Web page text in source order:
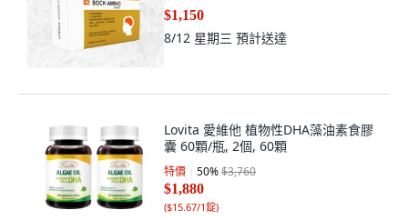
$1,150
8/12 星期三 預計送達
Lovita 愛維他 植物性DHA藻油素食膠
囊 60顆/瓶, 2個, 60顆
特價 50%$3,760
$1,880
($15.67/1錠)